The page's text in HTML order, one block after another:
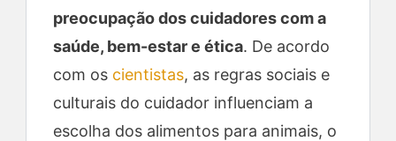
preocupação dos cuidadores com a
saúde, bem-estar e ética. De acordo
com os cientistas, as regras sociais e
culturais do cuidador influenciam a
escolha dos alimentos para animais, o